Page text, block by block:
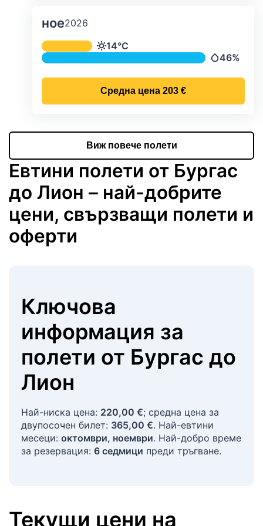
ное2026
Средна месечна температура и
Температура
14°C
Валежи
46%
Средна цена 203 €
Виж повече полети
Евтини полети от Бургас
до Лион – най-добрите
цени, свързващи полети и
оферти
Ключова
информация за
полети от Бургас до
Лион
Най-ниска цена: 220,00 €; средна цена за
двупосочен билет: 365,00 €. Най-евтини
месеци: октомври, ноември. Най-добро време
за резервация: 6 седмици преди тръгване.
Текущи цени на